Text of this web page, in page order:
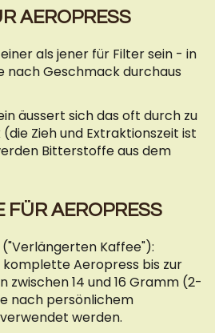
AEROPRESS
als jener für Filter sein - in
nach Geschmack durchaus
äussert sich das oft durch zu
Zieh und Extraktionszeit ist
Bitterstoffe aus dem
FÜR AEROPRESS
Kaffee"):
Aeropress bis zur
zwischen 14 und 16 Gramm (2-
nach persönlichem
werden.